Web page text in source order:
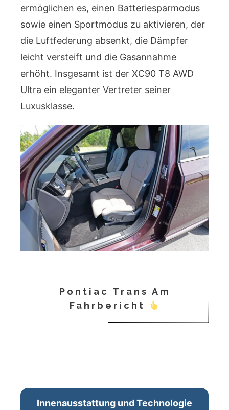
ermöglichen es, einen Batteriesparmodus
sowie einen Sportmodus zu aktivieren, der
die Luftfederung absenkt, die Dämpfer
leicht versteift und die Gasannahme
erhöht. Insgesamt ist der XC90 T8 AWD
Ultra ein eleganter Vertreter seiner
Luxusklasse.
Pontiac Trans Am
Fahrbericht
Innenausstattung und Technologie